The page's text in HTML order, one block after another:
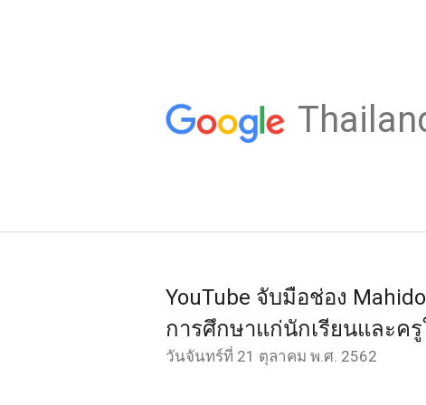
YouTube จับมือช่อง
การศึกษาแก่นักเรียนและค
วันจันทร์ที่ 21 ตุลาคม พ.ศ. 2562